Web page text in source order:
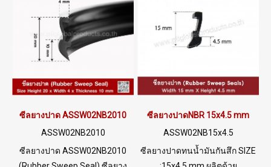
ซีลยางปาด ASSW02NB2010
ASSW02NB2010
ซีลยางปาด ASSW02NB2010
ซีลยางปาดNBR 15x4.5 mm
ASSW02NB15x4.5
ซีลยางปาดทนน้ำมันกันสึก SIZE